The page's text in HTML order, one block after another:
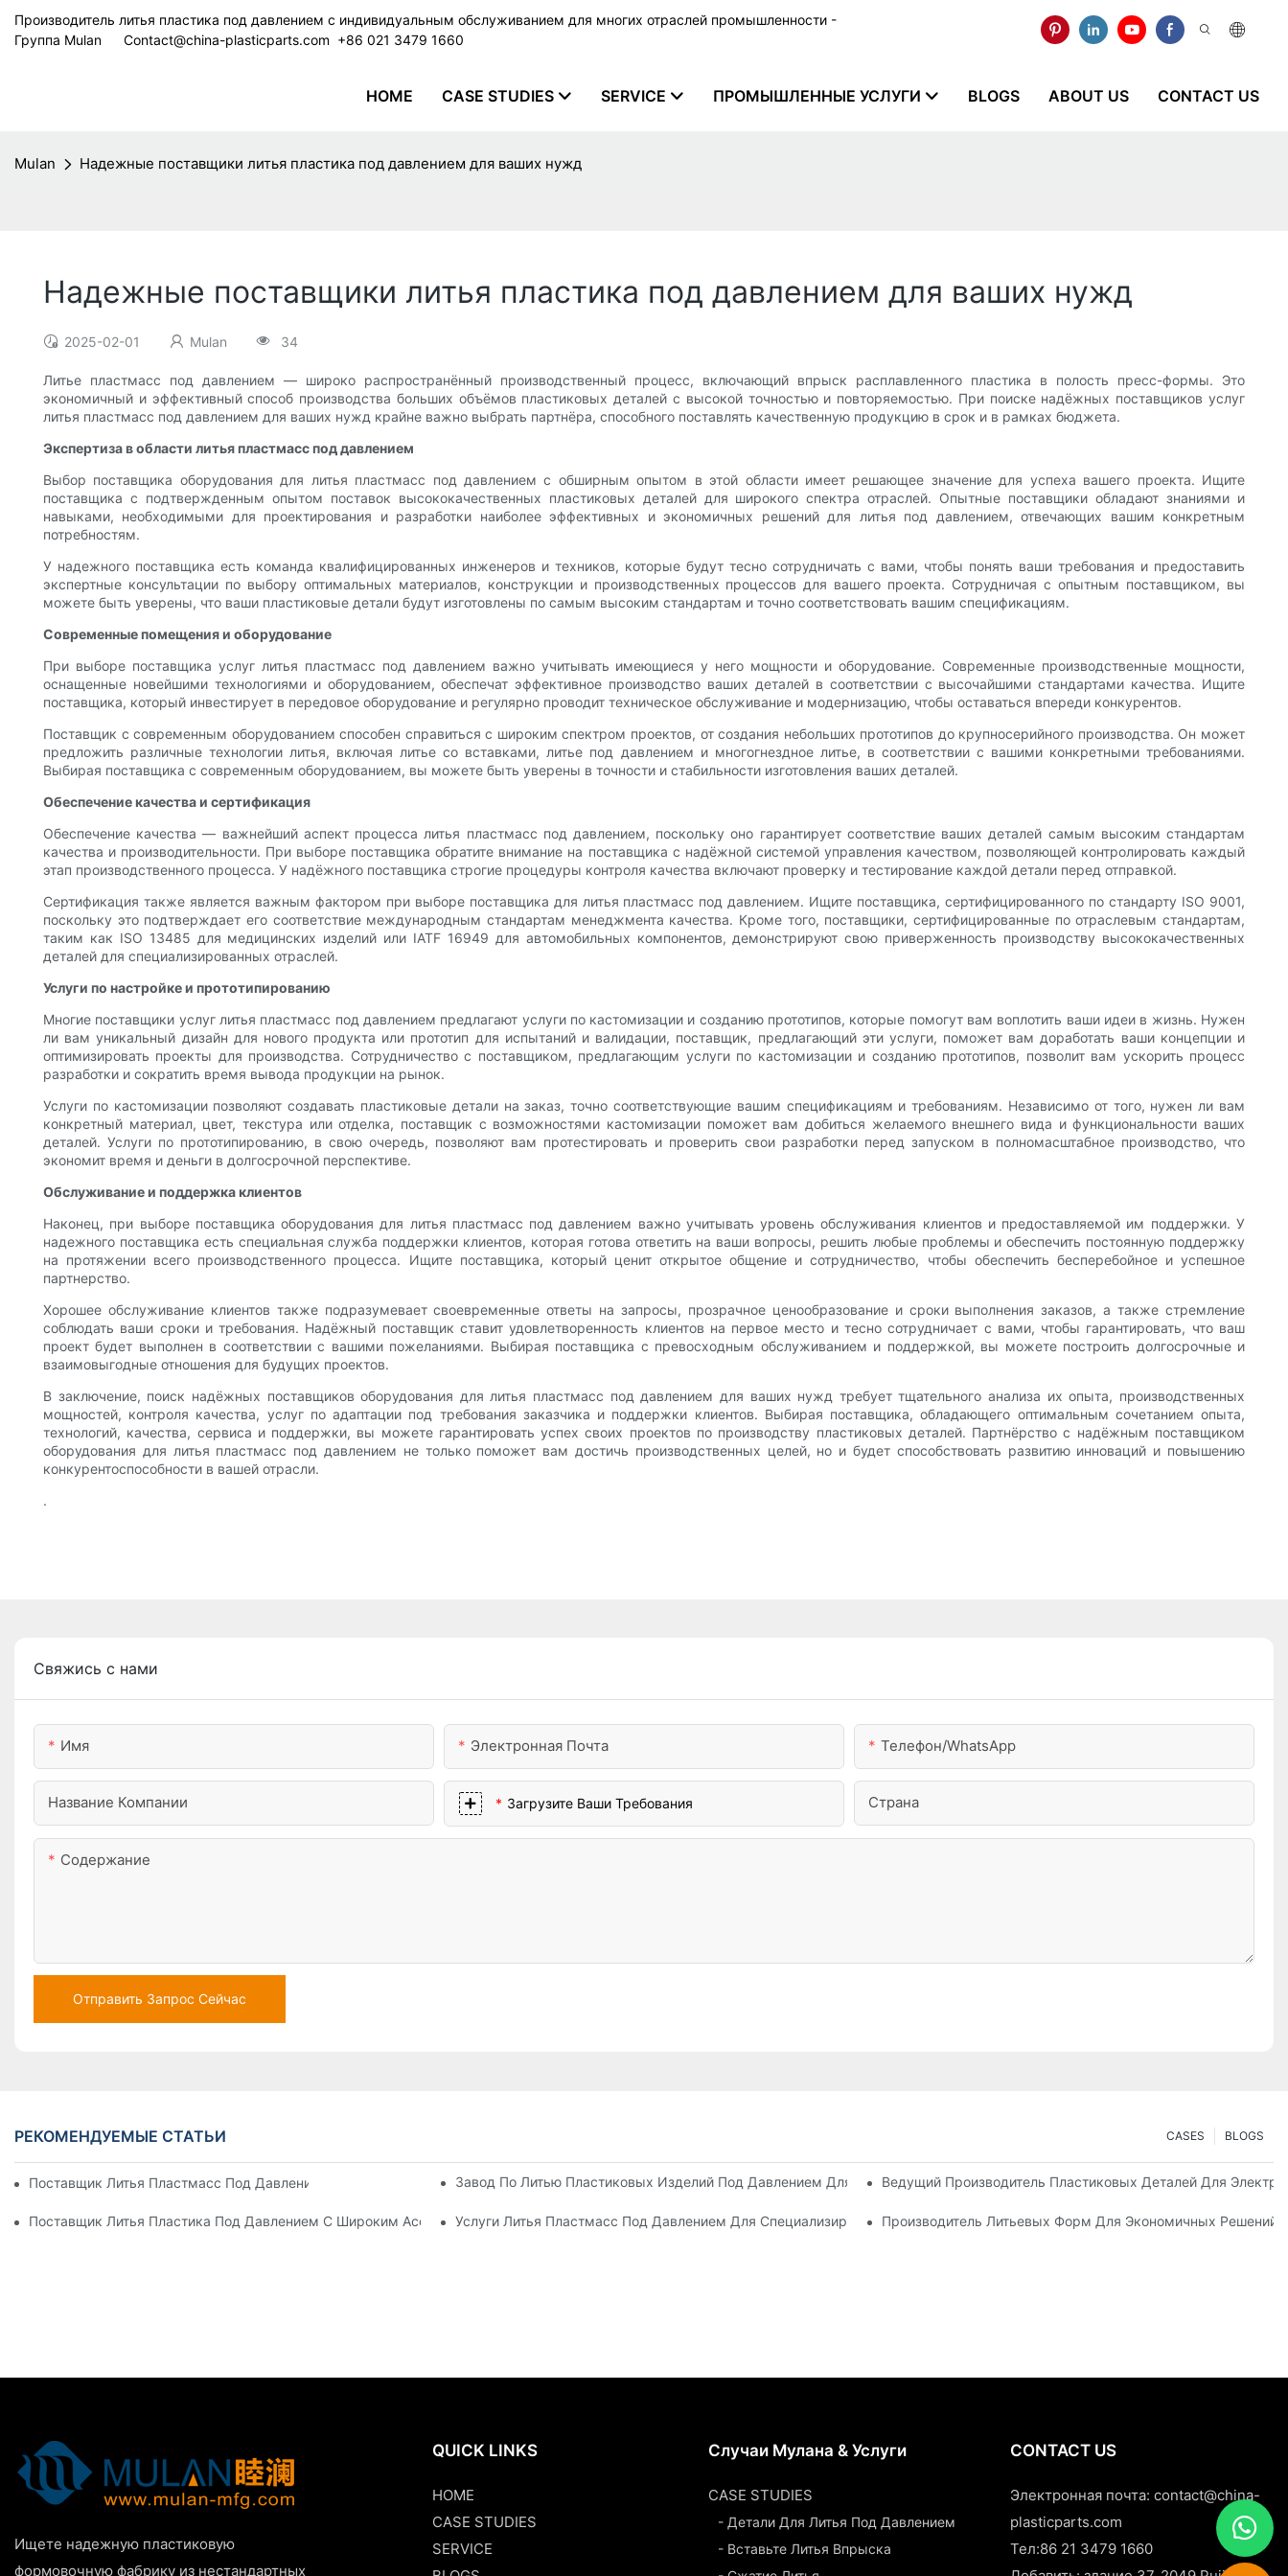
Производитель литья пластика под давлением с индивидуальным обслуживанием для многих отраслей промышленности -
Группа Mulan
Contact@china-plasticparts.com ​​​​​​​ +86 021 3479 1660
HOME CASE STUDIES SERVICE ПРОМЫШЛЕННЫЕ УСЛУГИ BLOGS ABOUT US CONTACT US
Mulan Надежные поставщики литья пластика под давлением для ваших нужд
Надежные поставщики литья пластика под давлением для ваших нужд
2025-02-01 Mulan 34
Литье пластмасс под давлением — широко распространённый производственный процесс, включающий впрыск расплавленного пластика в полость пресс-формы. Это
экономичный и эффективный способ производства больших объёмов пластиковых деталей с высокой точностью и повторяемостью. При поиске надёжных поставщиков услуг
литья пластмасс под давлением для ваших нужд крайне важно выбрать партнёра, способного поставлять качественную продукцию в срок и в рамках бюджета.
Экспертиза в области литья пластмасс под давлением
Выбор поставщика оборудования для литья пластмасс под давлением с обширным опытом в этой области имеет решающее значение для успеха вашего проекта. Ищите
поставщика с подтвержденным опытом поставок высококачественных пластиковых деталей для широкого спектра отраслей. Опытные поставщики обладают знаниями и
навыками, необходимыми для проектирования и разработки наиболее эффективных и экономичных решений для литья под давлением, отвечающих вашим конкретным
потребностям.
У надежного поставщика есть команда квалифицированных инженеров и техников, которые будут тесно сотрудничать с вами, чтобы понять ваши требования и предоставить
экспертные консультации по выбору оптимальных материалов, конструкции и производственных процессов для вашего проекта. Сотрудничая с опытным поставщиком, вы
можете быть уверены, что ваши пластиковые детали будут изготовлены по самым высоким стандартам и точно соответствовать вашим спецификациям.
Современные помещения и оборудование
При выборе поставщика услуг литья пластмасс под давлением важно учитывать имеющиеся у него мощности и оборудование. Современные производственные мощности,
оснащенные новейшими технологиями и оборудованием, обеспечат эффективное производство ваших деталей в соответствии с высочайшими стандартами качества. Ищите
поставщика, который инвестирует в передовое оборудование и регулярно проводит техническое обслуживание и модернизацию, чтобы оставаться впереди конкурентов.
Поставщик с современным оборудованием способен справиться с широким спектром проектов, от создания небольших прототипов до крупносерийного производства. Он может
предложить различные технологии литья, включая литье со вставками, литье под давлением и многогнездное литье, в соответствии с вашими конкретными требованиями.
Выбирая поставщика с современным оборудованием, вы можете быть уверены в точности и стабильности изготовления ваших деталей.
Обеспечение качества и сертификация
Обеспечение качества — важнейший аспект процесса литья пластмасс под давлением, поскольку оно гарантирует соответствие ваших деталей самым высоким стандартам
качества и производительности. При выборе поставщика обратите внимание на поставщика с надёжной системой управления качеством, позволяющей контролировать каждый
этап производственного процесса. У надёжного поставщика строгие процедуры контроля качества включают проверку и тестирование каждой детали перед отправкой.
Сертификация также является важным фактором при выборе поставщика для литья пластмасс под давлением. Ищите поставщика, сертифицированного по стандарту ISO 9001,
поскольку это подтверждает его соответствие международным стандартам менеджмента качества. Кроме того, поставщики, сертифицированные по отраслевым стандартам,
таким как ISO 13485 для медицинских изделий или IATF 16949 для автомобильных компонентов, демонстрируют свою приверженность производству высококачественных
деталей для специализированных отраслей.
Услуги по настройке и прототипированию
Многие поставщики услуг литья пластмасс под давлением предлагают услуги по кастомизации и созданию прототипов, которые помогут вам воплотить ваши идеи в жизнь. Нужен
ли вам уникальный дизайн для нового продукта или прототип для испытаний и валидации, поставщик, предлагающий эти услуги, поможет вам доработать ваши концепции и
оптимизировать проекты для производства. Сотрудничество с поставщиком, предлагающим услуги по кастомизации и созданию прототипов, позволит вам ускорить процесс
разработки и сократить время вывода продукции на рынок.
Услуги по кастомизации позволяют создавать пластиковые детали на заказ, точно соответствующие вашим спецификациям и требованиям. Независимо от того, нужен ли вам
конкретный материал, цвет, текстура или отделка, поставщик с возможностями кастомизации поможет вам добиться желаемого внешнего вида и функциональности ваших
деталей. Услуги по прототипированию, в свою очередь, позволяют вам протестировать и проверить свои разработки перед запуском в полномасштабное производство, что
экономит время и деньги в долгосрочной перспективе.
Обслуживание и поддержка клиентов
Наконец, при выборе поставщика оборудования для литья пластмасс под давлением важно учитывать уровень обслуживания клиентов и предоставляемой им поддержки. У
надежного поставщика есть специальная служба поддержки клиентов, которая готова ответить на ваши вопросы, решить любые проблемы и обеспечить постоянную поддержку
на протяжении всего производственного процесса. Ищите поставщика, который ценит открытое общение и сотрудничество, чтобы обеспечить бесперебойное и успешное
партнерство.
Хорошее обслуживание клиентов также подразумевает своевременные ответы на запросы, прозрачное ценообразование и сроки выполнения заказов, а также стремление
соблюдать ваши сроки и требования. Надёжный поставщик ставит удовлетворенность клиентов на первое место и тесно сотрудничает с вами, чтобы гарантировать, что ваш
проект будет выполнен в соответствии с вашими пожеланиями. Выбирая поставщика с превосходным обслуживанием и поддержкой, вы можете построить долгосрочные и
взаимовыгодные отношения для будущих проектов.
В заключение, поиск надёжных поставщиков оборудования для литья пластмасс под давлением для ваших нужд требует тщательного анализа их опыта, производственных
мощностей, контроля качества, услуг по адаптации под требования заказчика и поддержки клиентов. Выбирая поставщика, обладающего оптимальным сочетанием опыта,
технологий, качества, сервиса и поддержки, вы можете гарантировать успех своих проектов по производству пластиковых деталей. Партнёрство с надёжным поставщиком
оборудования для литья пластмасс под давлением не только поможет вам достичь производственных целей, но и будет способствовать развитию инноваций и повышению
конкурентоспособности в вашей отрасли.
.
Свяжись с нами
Имя Электронная Почта Телефон/WhatsApp
Название Компании Загрузите Ваши Требования Страна
Содержание
Отправить Запрос Сейчас
РЕКОМЕНДУЕМЫЕ СТАТЬИ BLOGS
CASES
Поставщик Литья Пластмасс Под Давлением С Обширным Опытом Работы В ОтраслиЗавод По Литью Пластиковых Изделий Под Давлением Для Производства Продукции Премиум-Класса
Ведущий Производитель Пластиковых Деталей Для
Поставщик Литья Пластика Под Давлением С Широким Ассортиментом ПродукцииУслуги Литья Пластмасс Под Давлением Для Специализированных Отраслей Промышленности
Производитель Литьевых Форм Для Экономичных Решений
Ищете надежную пластиковую
формовочную фабрику из нестандартных
QUICK LINKS
HOME
CASE STUDIES
SERVICE
Случаи Мулана & Услуги
CASE STUDIES
- Детали Для Литья Под Давлением
- Вставьте Литья Впрыска
CONTACT US
Электронная почта:contact@china-
plasticparts.com
Тел:86 21 3479 1660